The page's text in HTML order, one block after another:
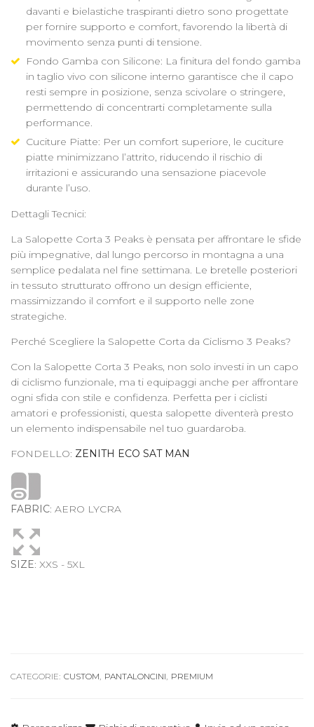
davanti e bielastiche traspiranti dietro sono progettate
per fornire supporto e comfort, favorendo la libertà di
movimento senza punti di tensione.
Fondo Gamba con Silicone: La finitura del fondo gamba
in taglio vivo con silicone interno garantisce che il capo
resti sempre in posizione, senza scivolare o stringere,
permettendo di concentrarti completamente sulla
performance.
Cuciture Piatte: Per un comfort superiore, le cuciture
piatte minimizzano l’attrito, riducendo il rischio di
irritazioni e assicurando una sensazione piacevole
durante l’uso.
Dettagli Tecnici:
La Salopette Corta 3 Peaks è pensata per affrontare le sfide
più impegnative, dal lungo percorso in montagna a una
semplice pedalata nel fine settimana. Le bretelle posteriori
in tessuto strutturato offrono un design efficiente,
massimizzando il comfort e il supporto nelle zone
strategiche.
Perché Scegliere la Salopette Corta da Ciclismo 3 Peaks?
Con la Salopette Corta 3 Peaks, non solo investi in un capo
di ciclismo funzionale, ma ti equipaggi anche per affrontare
ogni sfida con stile e confidenza. Perfetta per i ciclisti
amatori e professionisti, questa salopette diventerà presto
un elemento indispensabile nel tuo guardaroba.
FONDELLO: ZENITH ECO SAT MAN
FABRIC: AERO LYCRA
SIZE: XXS - 5XL
CATEGORIE: CUSTOM PANTALONCINI PREMIUM